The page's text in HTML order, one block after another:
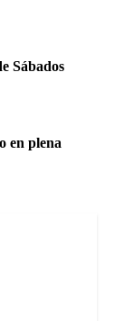
Sábados
en plena